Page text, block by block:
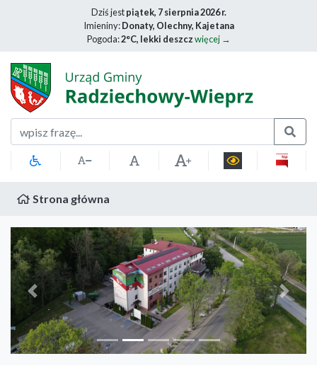
Dziś jestpiątek, 7 sierpnia 2026 r.
Imieniny:Donaty, Olechny, Kajetana
Pogoda:2°C, lekki deszczwięcej →
Szukaj
Strona główna
Poprzedni